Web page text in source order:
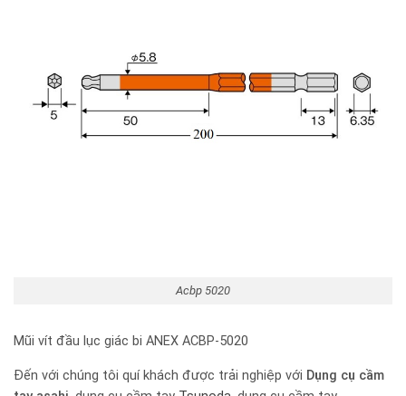
Acbp 5020
Mũi vít đầu lục giác bi ANEX ACBP-5020
Đến với chúng tôi quí khách được trải nghiệp với Dụng cụ cầm